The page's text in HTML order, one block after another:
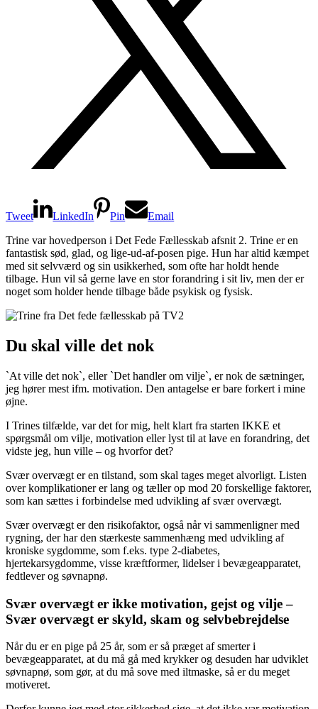
Tweet LinkedIn Pin
Email
Trine var hovedperson i Det Fede Fællesskab afsnit 2. Trine er en
fantastisk sød, glad, og lige-ud-af-posen pige. Hun har altid kæmpet
med sit selvværd og sin usikkerhed, som ofte har holdt hende
tilbage. Hun vil så gerne lave en stor forandring i sit liv, men der er
noget som holder hende tilbage både psykisk og fysisk.
Du skal ville det nok
`At ville det nok`, eller `Det handler om vilje`, er nok de sætninger,
jeg hører mest ifm. motivation. Den antagelse er bare forkert i mine
øjne.
I Trines tilfælde, var det for mig, helt klart fra starten IKKE et
spørgsmål om vilje, motivation eller lyst til at lave en forandring, det
vidste jeg, hun ville – og hvorfor det?
Svær overvægt er en tilstand, som skal tages meget alvorligt. Listen
over komplikationer er lang og tæller op mod 20 forskellige faktorer,
som kan sættes i forbindelse med udvikling af svær overvægt.
Svær overvægt er den risikofaktor, også når vi sammenligner med
rygning, der har den stærkeste sammenhæng med udvikling af
kroniske sygdomme, som f.eks. type 2-diabetes,
hjertekarsygdomme, visse kræftformer, lidelser i bevægeapparatet,
fedtlever og søvnapnø.
Svær overvægt er ikke motivation, gejst og vilje –
Svær overvægt er skyld, skam og selvbebrejdelse
Når du er en pige på 25 år, som er så præget af smerter i
bevægeapparatet, at du må gå med krykker og desuden har udviklet
søvnapnø, som gør, at du må sove med iltmaske, så er du meget
motiveret.